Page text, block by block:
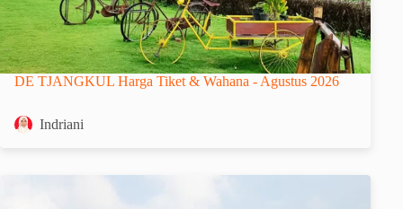
DE TJANGKUL Harga Tiket & Wahana - Agustus 2026
Indriani